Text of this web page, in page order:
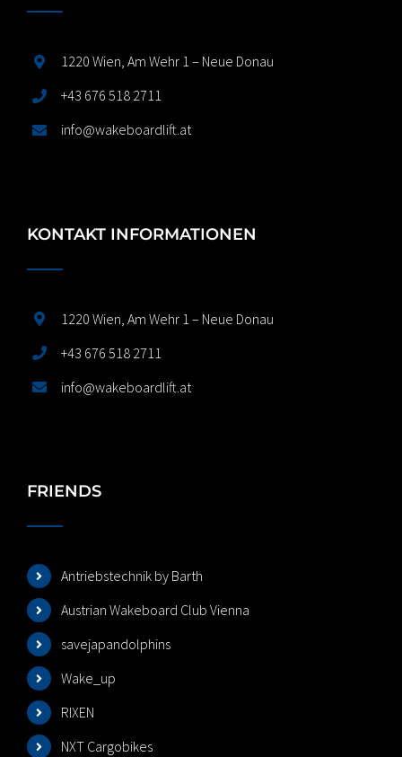
1220 Wien, Am Wehr 1 – Neue Donau
+43 676 518 2711
info@wakeboardlift.at
KONTAKT INFORMATIONEN
1220 Wien, Am Wehr 1 – Neue Donau
+43 676 518 2711
info@wakeboardlift.at
FRIENDS
Antriebstechnik by Barth
Austrian Wakeboard Club Vienna
savejapandolphins
Wake_up
RIXEN
NXT Cargobikes